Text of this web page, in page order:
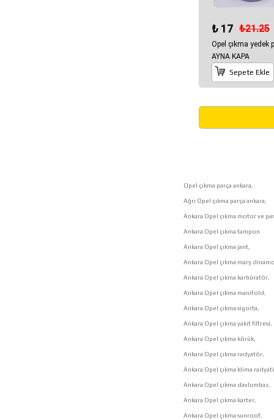
₺ 17 ₺21.25
Opel çıkma yedek
AYNA KAPA
Sepete Ekle
Opel çıkma parça ankara,
Ağrı Opel çıkma parça ankara,
Ankara Opel çıkma motor ve
Ankara Opel çıkma tampon
Ankara Opel çıkma jant,
Ankara Opel çıkma marş
Ankara Opel çıkma karbüratör,
Ankara Opel çıkma manifold,
Ankara Opel çıkma sigorta,
Ankara Opel çıkma yakıt filtresi,
Ankara Opel çıkma körük,
Ankara Opel çıkma radyatör,
Ankara Opel çıkma klima
Ankara Opel çıkma davlumbaz,
Ankara Opel çıkma karter,
Ankara Opel çıkma sunroof,